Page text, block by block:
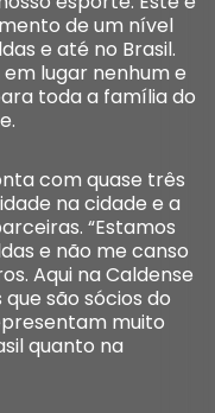
de um nível
e até no Brasil.
lugar nenhum e
toda a família do
com quase três
na cidade e a
“Estamos
e não me canso
Aqui na Caldense
são sócios do
muito
quanto na